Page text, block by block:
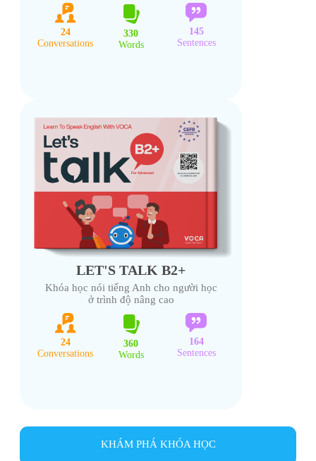
24
Conversations
330
Words
145
Sentences
LET'S TALK B2+
Khóa học nói tiếng Anh cho người học
ở trình độ nâng cao
24
Conversations
360
Words
164
Sentences
KHÁM PHÁ KHÓA HỌC